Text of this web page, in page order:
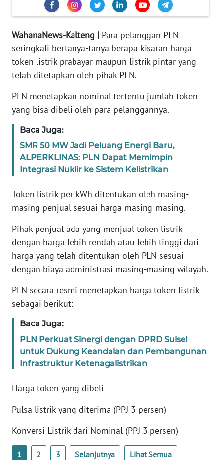
WahanaNews-Kalteng | Para pelanggan PLN
seringkali bertanya-tanya berapa kisaran harga
token listrik prabayar maupun listrik pintar yang
telah ditetapkan oleh pihak PLN.
PLN menetapkan nominal tertentu jumlah token
yang bisa dibeli oleh para pelanggannya.
Baca Juga:
SMR 50 MW Jadi Peluang Energi Baru,
ALPERKLINAS: PLN Dapat Memimpin
Integrasi Nuklir ke Sistem Kelistrikan
Token listrik per kWh ditentukan oleh masing-
masing penjual sesuai harga masing-masing.
Pihak penjual ada yang menjual token listrik
dengan harga lebih rendah atau lebih tinggi dari
harga yang telah ditentukan oleh PLN sesuai
dengan biaya administrasi masing-masing wilayah.
PLN secara resmi menetapkan harga token listrik
sebagai berikut:
Baca Juga:
PLN Perkuat Sinergi dengan DPRD Sulsel
untuk Dukung Keandalan dan Pembangunan
Infrastruktur Ketenagalistrikan
Harga token yang dibeli
Pulsa listrik yang diterima (PPJ 3 persen)
Konversi Listrik dari Nominal (PPJ 3 persen)
1 2 3 Selanjutnya Lihat Semua
KARIR
DISCLAIMER
News
WN
WN
JAKARTA
JABAR
BANTEN
WN
NTT
WN
KEPRI
WN
PAPUA
WN
PAPUA
BARAT
WN